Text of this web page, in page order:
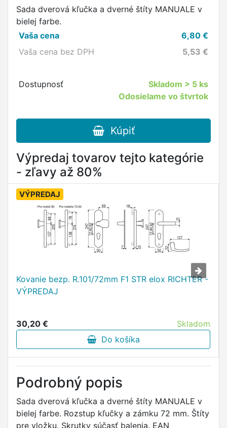
Sada dverová kľučka a dverné štíty MANUALE v
bielej farbe.
Vaša cena
6,80 €
Vaša cena bez DPH
5,53 €
Dostupnosť Skladom > 5 ks
Odosielame vo štvrtok
Kúpiť
Výpredaj tovarov tejto kategórie
- zľavy až 80%
VÝPREDAJ
Kovanie bezp. R.101/72mm F1 STR elox RICHTER -
VÝPREDAJ
30,20 €
Skladom
Do košíka
Podrobný popis
Sada dverová kľučka a dverné štíty MANUALE v
bielej farbe. Rozstup kľučky a zámku 72 mm. Štíty
pre vložku. Skrutky súčasť balenia. EAN